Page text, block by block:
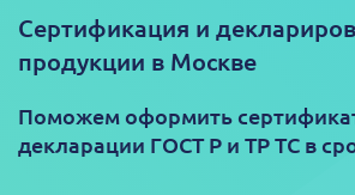
Сертификация и
продукции в Москве
Поможем оформить
декларации ГОСТ Р и ТР ТС в